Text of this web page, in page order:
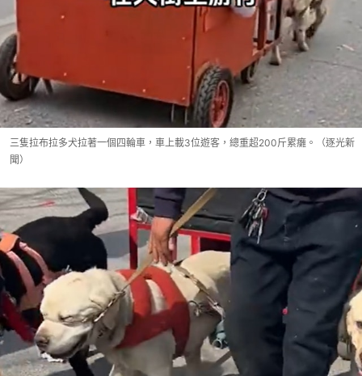
三隻拉布拉多犬拉著一個四輪車，車上載3位遊客，總重超200斤累癱。（逐光新
聞）